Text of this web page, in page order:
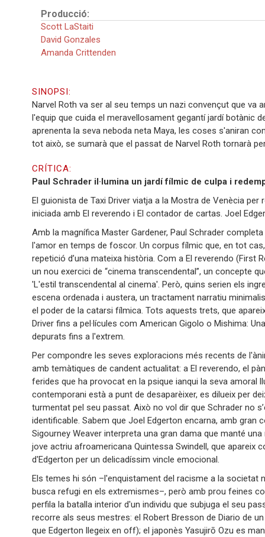
Producció:
Scott LaStaiti
David Gonzales
Amanda Crittenden
SINOPSI:
Narvel Roth va ser al seu temps un nazi convençut que va
l'equip que cuida el meravellosament gegantí jardí botànic
aprenenta la seva neboda neta Maya, les coses s'aniran
tot això, se sumarà que el passat de Narvel Roth tornarà
CRÍTICA:
Paul Schrader il·lumina un jardí fílmic de culpa i
El guionista de Taxi Driver viatja a la Mostra de Venècia
iniciada amb El reverendo i El contador de cartas. Joel
Amb la magnífica Master Gardener, Paul Schrader
l'amor en temps de foscor. Un corpus fílmic que, en tot
repetició d’una mateixa història. Com a El reverendo
un nou exercici de “cinema transcendental”, un concepte
'L'estil transcendental al cinema'. Però, quins serien els
escena ordenada i austera, un tractament narratiu
el poder de la catarsi fílmica. Tots aquests trets, que
Driver fins a pel·lícules com American Gigolo o Mishima:
depurats fins a l'extrem.
Per compondre les seves exploracions més recents de
amb temàtiques de candent actualitat: a El reverendo, el
ferides que ha provocat en la psique ianqui la seva amoral
contemporani està a punt de desaparèixer, es dilueix per
turmentat pel seu passat. Això no vol dir que Schrader no
identificable. Sabem que Joel Edgerton encarna, amb
Sigourney Weaver interpreta una gran dama que manté
jove actriu afroamericana Quintessa Swindell, que apareix
d'Edgerton per un delicadíssim vincle emocional.
Els temes hi són –l'enquistament del racisme a la societat
busca refugi en els extremismes–, però amb prou feines
perfila la batalla interior d'un individu que subjuga el seu
recorre als seus mestres: el Robert Bresson de Diario de
que Edgerton llegeix en off); el japonès Yasujirō Ozu es